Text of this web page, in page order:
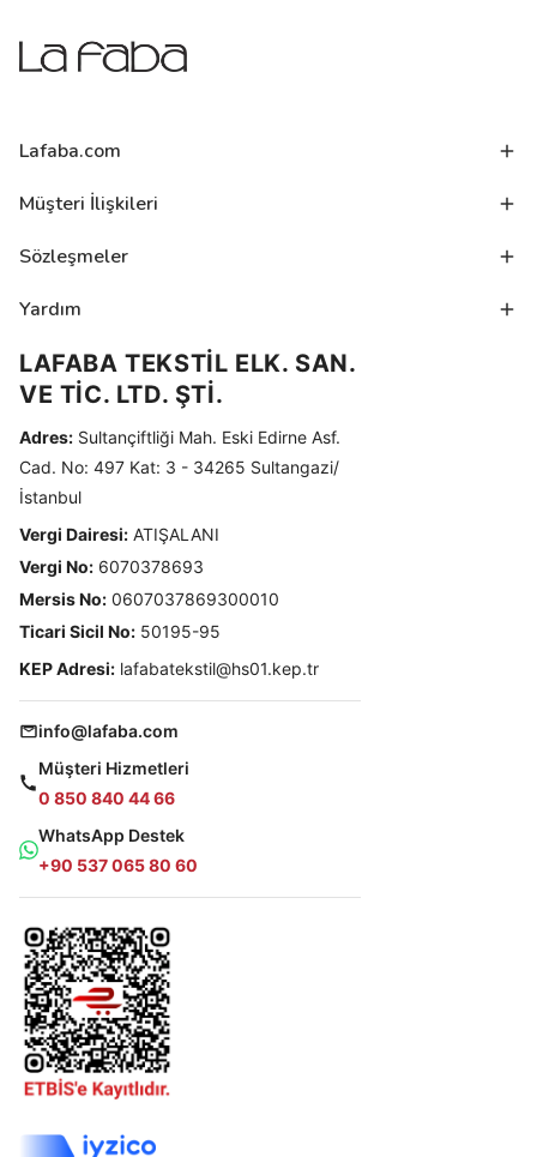
Lafaba.com
Müşteri İlişkileri
Sözleşmeler
Yardım
LAFABA TEKSTİL ELK. SAN.
VE TİC. LTD. ŞTİ.
Adres: Sultançiftliği Mah. Eski Edirne Asf.
Cad. No: 497 Kat: 3 - 34265 Sultangazi/
İstanbul
Vergi Dairesi: ATIŞALANI
Vergi No: 6070378693
Mersis No: 0607037869300010
Ticari Sicil No: 50195-95
KEP Adresi: lafabatekstil@hs01.kep.tr
info@lafaba.com
Müşteri Hizmetleri
0 850 840 44 66
WhatsApp Destek
+90 537 065 80 60